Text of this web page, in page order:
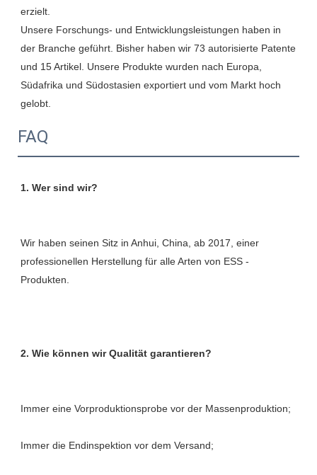
erzielt.
Unsere Forschungs- und Entwicklungsleistungen haben in
der Branche geführt. Bisher haben wir 73 autorisierte Patente
und 15 Artikel. Unsere Produkte wurden nach Europa,
Südafrika und Südostasien exportiert und vom Markt hoch
FAQ
Wir haben seinen Sitz in Anhui, China, ab 2017, einer
professionellen Herstellung für alle Arten von ESS -